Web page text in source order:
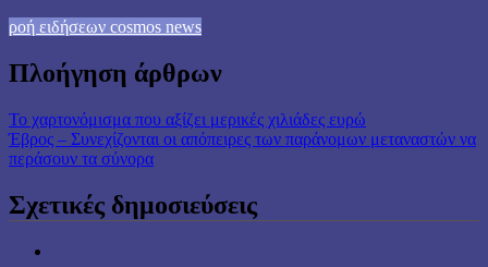
ροή ειδήσεων cosmos news
Πλοήγηση άρθρων
Το χαρτονόμισμα που αξίζει μερικές χιλιάδες ευρώ
Έβρος – Συνεχίζονται οι απόπειρες των παράνομων μεταναστών να
περάσουν τα σύνορα
Σχετικές δημοσιεύσεις